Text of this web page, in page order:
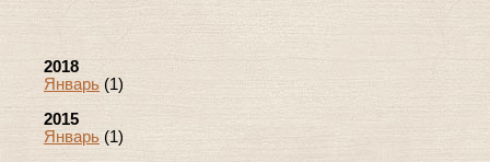
2018
Январь (1)
2015
Январь (1)